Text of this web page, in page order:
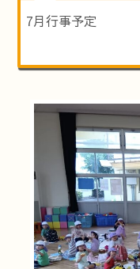
7月行事予定